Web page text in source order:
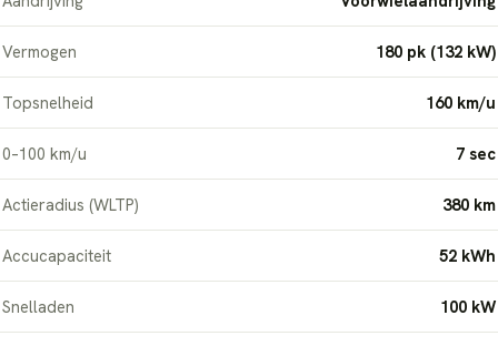
Vermogen 180 pk (132 kW)
Topsnelheid 160 km/u
0–100 km/u 7 sec
Actieradius (WLTP) 380 km
Accucapaciteit 52 kWh
Snelladen 100 kW